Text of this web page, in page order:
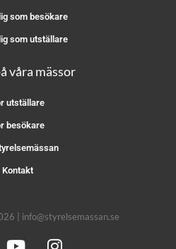
som besökare
som utställare
våra mässor
utställare
besökare
Kontakt
| info@styrelsemassan.se